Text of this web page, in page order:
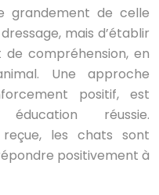
grandement de celle
mais d’établir
compréhension, en
Une approche
positif, est
réussie.
les chats sont
positivement à